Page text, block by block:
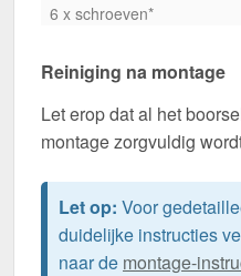
6 x schroeven*
Reiniging na montage
Let erop dat al het
montage zorgvuldig
Let op: Voor
duidelijke instructies
naar de montage-